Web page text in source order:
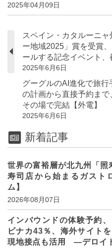
2025年04月09日
スペイン・カタルーニ
ー地域2025」賞を受賞
ールする記念イベント、
2025年6月6日
グーグルのAI進化で旅
の計画から直接予約ま
その場で完結【外電】
2025年6月6日
新着記事
世界の富裕層が北九州「
寿司店から始まるガスト
ム】
2026年08月07日
インバウンドの体験予約
ビナカ43％、海外サイト
現地接点も活用 ―デロイ